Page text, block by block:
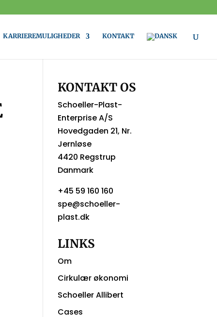
KARRIEREMULIGHEDER KONTAKT
KONTAKT OS
Schoeller-Plast-
Enterprise A/S
Hovedgaden 21, Nr.
Jernløse
4420 Regstrup
Danmark
+45 59 160 160
spe@schoeller-
plast.dk
LINKS
Om
Cirkulær økonomi
Schoeller Allibert
Cases